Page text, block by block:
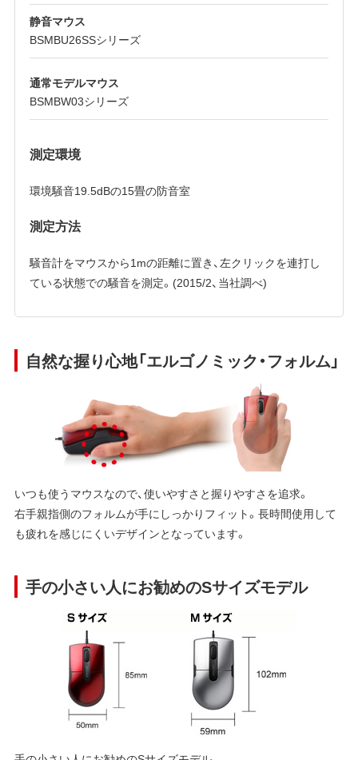
静音マウス
BSMBU26SSシリーズ
通常モデルマウス
BSMBW03シリーズ
測定環境
環境騒音19.5dBの15畳の防音室
測定方法
騒音計をマウスから1mの距離に置き、左クリックを連打し
ている状態での騒音を測定。(2015/2、当社調べ)
自然な握り心地「エルゴノミック・フォルム」
いつも使うマウスなので、使いやすさと握りやすさを追求。
右手親指側のフォルムが手にしっかりフィット。長時間使用して
も疲れを感じにくいデザインとなっています。
手の小さい人にお勧めのSサイズモデル